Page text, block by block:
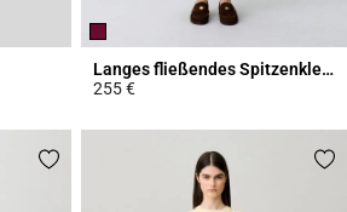
Langes fließendes Spitzenkleid
255 €